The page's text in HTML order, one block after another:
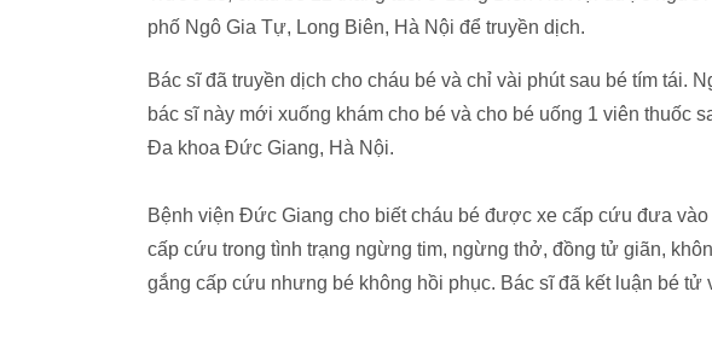
phố Ngô Gia Tự, Long Biên, Hà Nội để truyền dịch.
Bác sĩ đã truyền dịch cho cháu bé và chỉ vài phút sau bé tím tái.
bác sĩ này mới xuống khám cho bé và cho bé uống 1 viên thuốc
Đa khoa Đức Giang, Hà Nội.
Bệnh viện Đức Giang cho biết cháu bé được xe cấp cứu đưa
cấp cứu trong tình trạng ngừng tim, ngừng thở, đồng tử giãn,
gắng cấp cứu nhưng bé không hồi phục. Bác sĩ đã kết luận bé tử